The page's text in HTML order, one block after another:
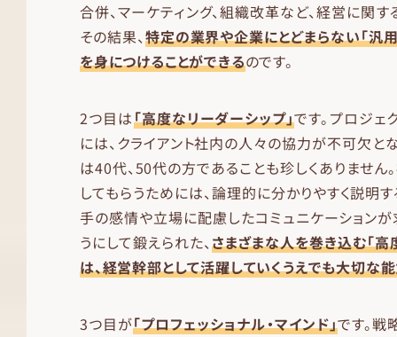
合併、マーケティング、組織改革など、経営に関
その結果、特定の業界や企業にとどまらない「汎
を身につけることができるのです。
2つ目は「高度なリーダーシップ」です。プロジェ
には、クライアント社内の人々の協力が不可欠と
は40代、50代の方であることも珍しくありません
してもらうためには、論理的に分かりやすく説明
手の感情や立場に配慮したコミュニケーションが
うにして鍛えられた、さまざまな人を巻き込む「高
は、経営幹部として活躍していくうえでも大切な
3つ目が「プロフェッショナル・マインド」です。戦